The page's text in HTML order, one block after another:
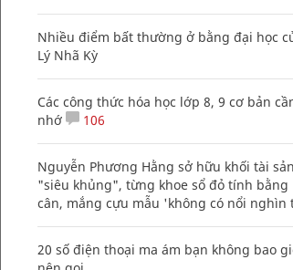
Nhiều điểm bất thường ở bằng đại học
Lý Nhã Kỳ
Các công thức hóa học lớp 8, 9 cơ bản
nhớ
106
Nguyễn Phương Hằng sở hữu khối tài sản
"siêu khủng", từng khoe sổ đỏ tính bằng
cân, mắng cựu mẫu 'không có nổi nghìn
20 số điện thoại ma ám bạn không bao